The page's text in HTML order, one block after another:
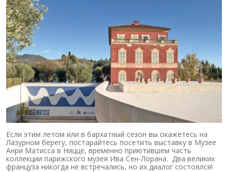
Если этим летом или в бархатный сезон вы окажетесь на
Лазурном берегу, постарайтесь посетить выставку в Музее
Анри Матисса в Ницце, временно приютившем часть
коллекции парижского музея Ива Сен-Лорана. Два великих
француза никогда не встречались, но их диалог состоялся!